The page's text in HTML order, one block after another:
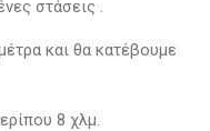
στάσεις .
και θα κατέβουμε
8 χλμ.